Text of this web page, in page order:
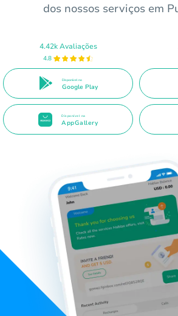
dos nossos serviços em
4.42k Avaliações
4.8
Disponível no
Google Play
Disponível na
AppGallery